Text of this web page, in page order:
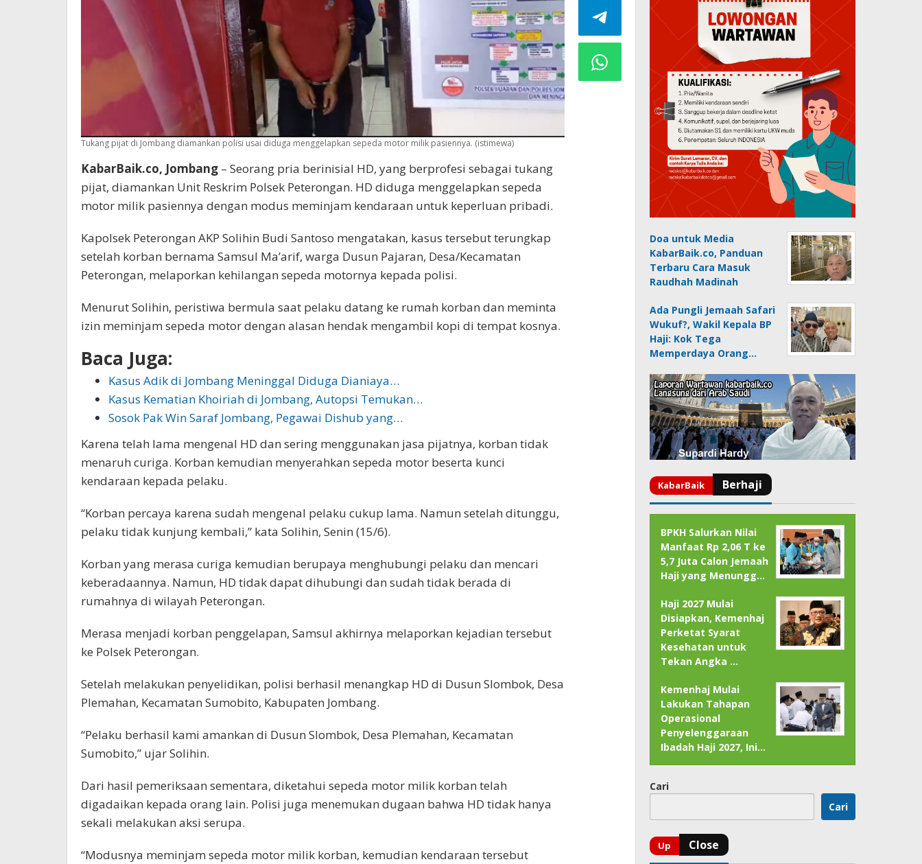
Tukang pijat di Jombang diamankan polisi usai diduga menggelapkan sepeda motor milik pasiennya. (istimewa)
KabarBaik.co, Jombang – Seorang pria berinisial HD, yang berprofesi sebagai tukang
pijat, diamankan Unit Reskrim Polsek Peterongan. HD diduga menggelapkan sepeda
motor milik pasiennya dengan modus meminjam kendaraan untuk keperluan pribadi.
Kapolsek Peterongan AKP Solihin Budi Santoso mengatakan, kasus tersebut terungkap
setelah korban bernama Samsul Ma’arif, warga Dusun Pajaran, Desa/Kecamatan
Peterongan, melaporkan kehilangan sepeda motornya kepada polisi.
Menurut Solihin, peristiwa bermula saat pelaku datang ke rumah korban dan meminta
izin meminjam sepeda motor dengan alasan hendak mengambil kopi di tempat kosnya.
Baca Juga:
Kasus Adik di Jombang Meninggal Diduga Dianiaya…
Kasus Kematian Khoiriah di Jombang, Autopsi Temukan…
Sosok Pak Win Saraf Jombang, Pegawai Dishub yang…
Karena telah lama mengenal HD dan sering menggunakan jasa pijatnya, korban tidak
menaruh curiga. Korban kemudian menyerahkan sepeda motor beserta kunci
kendaraan kepada pelaku.
“Korban percaya karena sudah mengenal pelaku cukup lama. Namun setelah ditunggu,
pelaku tidak kunjung kembali,” kata Solihin, Senin (15/6).
Korban yang merasa curiga kemudian berupaya menghubungi pelaku dan mencari
keberadaannya. Namun, HD tidak dapat dihubungi dan sudah tidak berada di
rumahnya di wilayah Peterongan.
Merasa menjadi korban penggelapan, Samsul akhirnya melaporkan kejadian tersebut
ke Polsek Peterongan.
Setelah melakukan penyelidikan, polisi berhasil menangkap HD di Dusun Slombok, Desa
Plemahan, Kecamatan Sumobito, Kabupaten Jombang.
“Pelaku berhasil kami amankan di Dusun Slombok, Desa Plemahan, Kecamatan
Sumobito,” ujar Solihin.
Dari hasil pemeriksaan sementara, diketahui sepeda motor milik korban telah
digadaikan kepada orang lain. Polisi juga menemukan dugaan bahwa HD tidak hanya
sekali melakukan aksi serupa.
“Modusnya meminjam sepeda motor milik korban, kemudian kendaraan tersebut
Doa untuk Media
KabarBaik.co, Panduan
Terbaru Cara Masuk
Raudhah Madinah
Ada Pungli Jemaah Safari
Wukuf?, Wakil Kepala BP
Haji: Kok Tega
Memperdaya Orang…
BPKH Salurkan Nilai
Manfaat Rp 2,06 T ke
5,7 Juta Calon Jemaah
Haji yang Menungg…
Haji 2027 Mulai
Disiapkan, Kemenhaj
Perketat Syarat
Kesehatan untuk
Tekan Angka …
Kemenhaj Mulai
Lakukan Tahapan
Operasional
Penyelenggaraan
Ibadah Haji 2027, Ini…
Cari
Cari